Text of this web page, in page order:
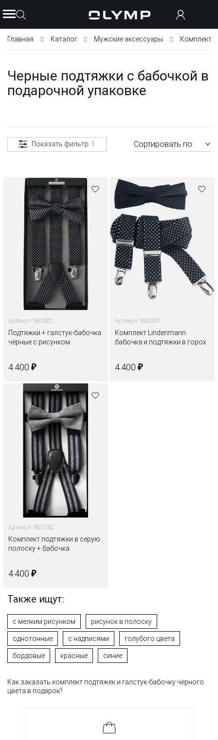
Главная Каталог Мужские аксессуары Комплекты
Черные подтяжки с бабочкой в
подарочной упаковке
Показать фильтр 1 Сортировать по
Артикул: 980001
Подтяжки + галстук-бабочка
чёрные с рисунком
4.400 ₽
Артикул: 980301
Комплект Lindenmann
бабочка и подтяжки в горох
4.400 ₽
Артикул: 980762
Комплект подтяжки в серую
полоску + бабочка
4.400 ₽
Также ищут:
с мелким рисунком рисунок в полоску
однотонные с надписями голубого цвета
бордовые красные синие
Как заказать комплект подтяжек и галстук-бабочку чёрного
цвета в подарок?